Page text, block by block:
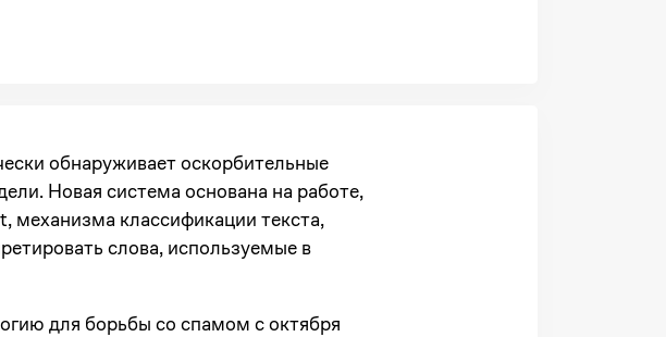
обнаруживает оскорбительные
Новая система основана на работе,
классификации текста,
слова, используемые в
для борьбы со спамом с октября